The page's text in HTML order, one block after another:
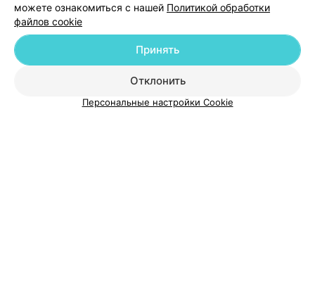
О проекте Новости проекта
Размещение рекламы
Медицинский маркетинг
Публичный договор
Пользовательское соглашение
Способы оплаты
можете ознакомиться с нашей Политикой обработки
файлов cookie
Отклонить
Принять
Персональные настройки Cookie